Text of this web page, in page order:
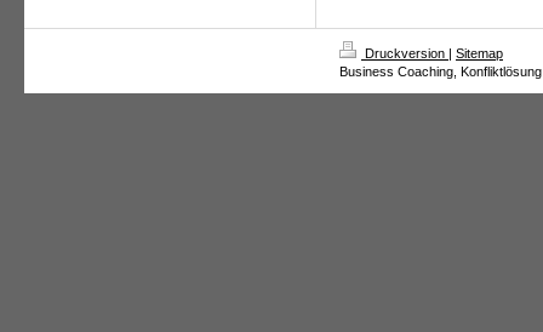
Druckversion | Sitemap
Business Coaching,